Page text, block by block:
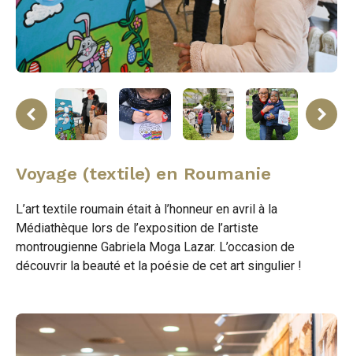
Voyage (textile) en Roumanie
L’art textile roumain était à l’honneur en avril à la
Médiathèque lors de l’exposition de l’artiste
montrougienne Gabriela Moga Lazar. L’occasion de
découvrir la beauté et la poésie de cet art singulier !